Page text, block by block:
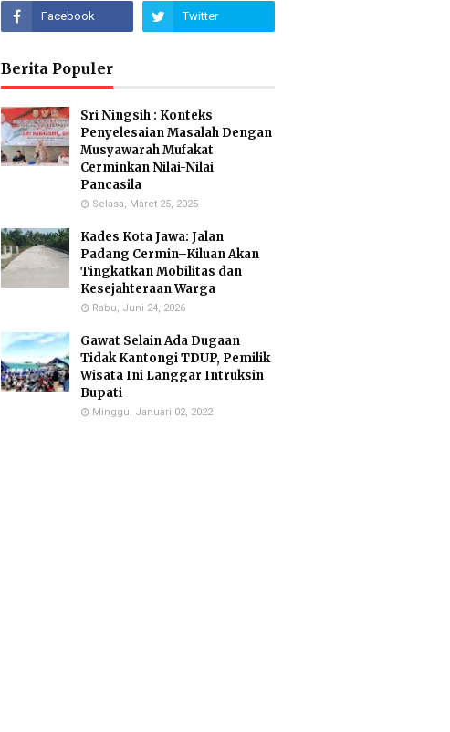
Berita Populer
Sri Ningsih : Konteks
Penyelesaian Masalah Dengan
Musyawarah Mufakat
Cerminkan Nilai-Nilai
Pancasila
Selasa, Maret 25, 2025
Kades Kota Jawa: Jalan
Padang Cermin–Kiluan Akan
Tingkatkan Mobilitas dan
Kesejahteraan Warga
Rabu, Juni 24, 2026
Gawat Selain Ada Dugaan
Tidak Kantongi TDUP, Pemilik
Wisata Ini Langgar Intruksin
Bupati
Minggu, Januari 02, 2022